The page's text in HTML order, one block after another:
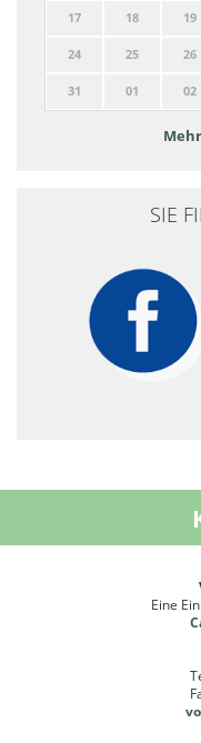
17 18 19
24 25 26
31 01 02
SIE
Eine